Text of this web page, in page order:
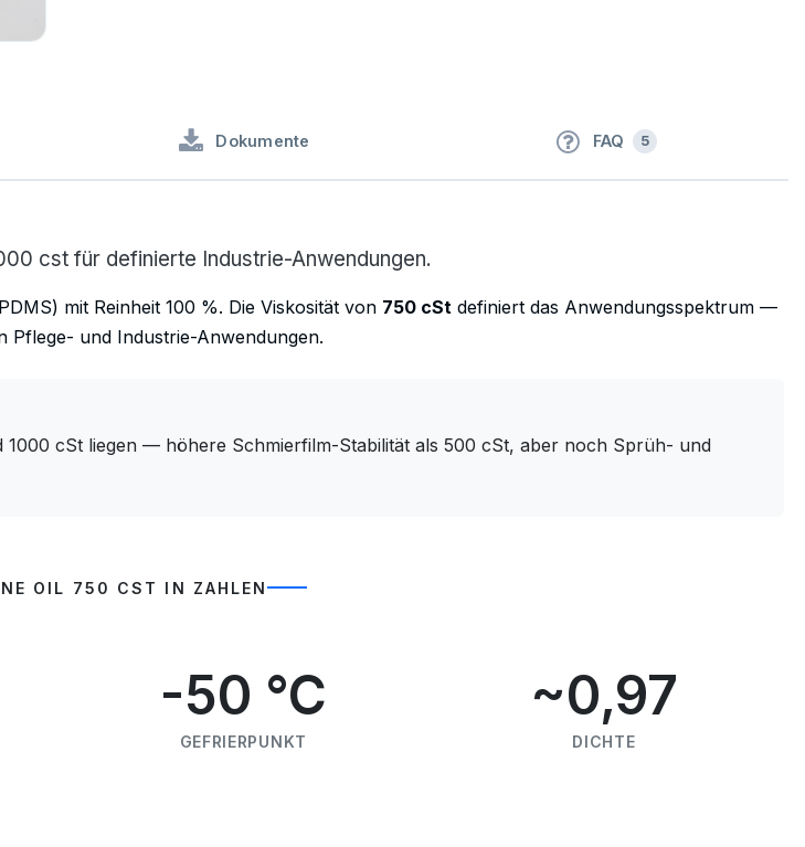
Dokumente FAQ 5
cst für definierte Industrie-Anwendungen.
mit Reinheit 100 %. Die Viskosität von 750 cSt definiert das Anwendungsspektrum —
Pflege- und Industrie-Anwendungen.
cSt liegen — höhere Schmierfilm-Stabilität als 500 cSt, aber noch Sprüh- und
OIL 750 CST IN ZAHLEN
-50 °C
GEFRIERPUNKT
~0,97
DICHTE